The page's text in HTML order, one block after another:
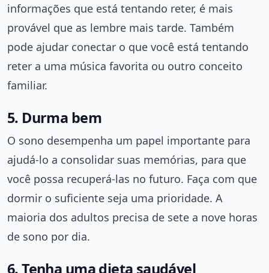
informações que está tentando reter, é mais
provável que as lembre mais tarde. Também
pode ajudar conectar o que você está tentando
reter a uma música favorita ou outro conceito
familiar.
5. Durma bem
O sono desempenha um papel importante para
ajudá-lo a consolidar suas memórias, para que
você possa recuperá-las no futuro. Faça com que
dormir o suficiente seja uma prioridade. A
maioria dos adultos precisa de sete a nove horas
de sono por dia.
6. Tenha uma dieta saudável